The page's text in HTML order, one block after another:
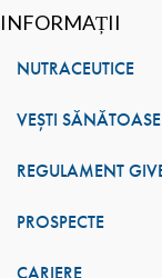
INFORMAȚII
NUTRACEUTICE
VEȘTI SĂNĂTOASE
REGULAMENT
PROSPECTE
CARIERE